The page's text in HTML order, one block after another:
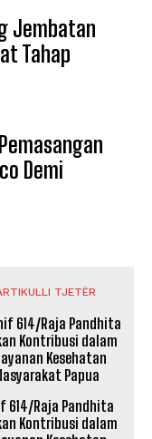
Jembatan
Tahap
Demi
TJETËR
614/Raja Pandhita
Kontribusi dalam